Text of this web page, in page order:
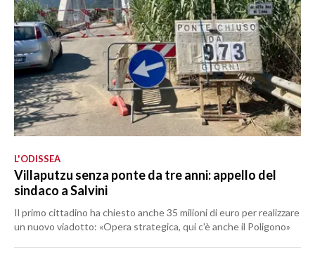
L'ODISSEA
Villaputzu senza ponte da tre anni: appello del
sindaco a Salvini
Il primo cittadino ha chiesto anche 35 milioni di euro per realizzare
un nuovo viadotto: «Opera strategica, qui c'è anche il Poligono»